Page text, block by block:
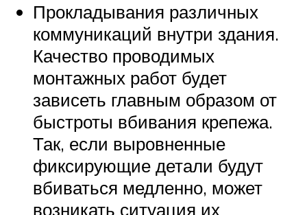
Прокладывания различных
коммуникаций внутри здания.
Качество проводимых
монтажных работ будет
зависеть главным образом от
быстроты вбивания крепежа.
Так, если выровненные
фиксирующие детали будут
вбиваться медленно, может
возникать ситуация их